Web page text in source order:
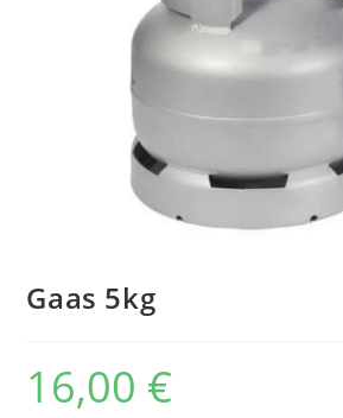
Gaas 5kg
16,00 €